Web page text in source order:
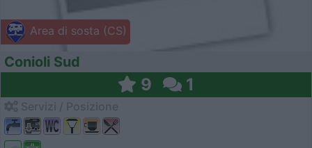
Area di sosta (CS)
Conioli Sud
9 1